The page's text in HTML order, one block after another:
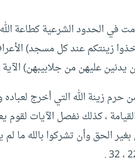
في الحدود الشرعية كطاعة
عليهن من جلابيبهن) الآية 95 من
زينة الله التي أخرج
، كذلك نفصل الآيات
الحق وأن تشركوا بالله ما لم